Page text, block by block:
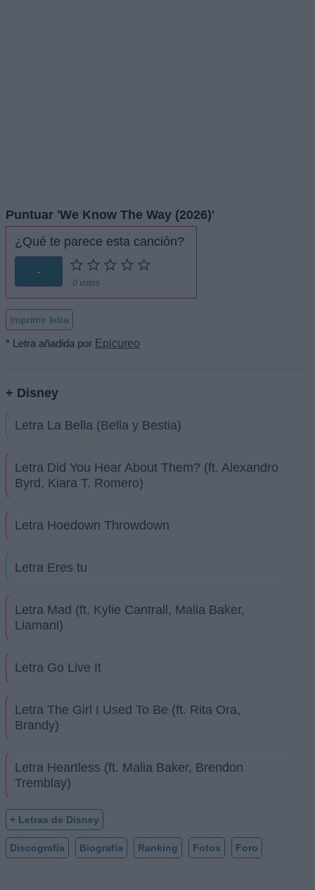
Puntuar 'We Know The Way (2026)'
¿Qué te parece esta canción?
-
0 votos
Imprimir letra
* Letra añadida por Epicureo
+ Disney
Letra La Bella (Bella y Bestia)
Letra Did You Hear About Them? (ft. Alexandro
Byrd, Kiara T. Romero)
Letra Hoedown Throwdown
Letra Eres tu
Letra Mad (ft. Kylie Cantrall, Malia Baker,
Liamani)
Letra Go Live It
Letra The Girl I Used To Be (ft. Rita Ora,
Brandy)
Letra Heartless (ft. Malia Baker, Brendon
Tremblay)
+ Letras de Disney
Discografía Biografía Ranking Fotos Foro